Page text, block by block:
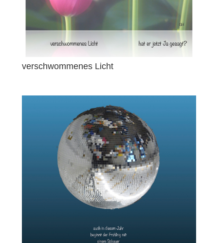
verschwommenes Licht